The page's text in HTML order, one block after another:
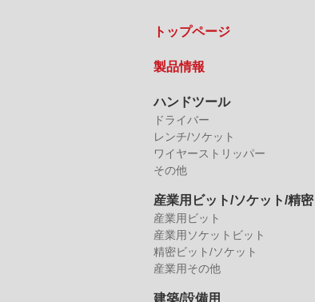
トップページ
製品情報
ハンドツール
ドライバー
レンチ/ソケット
ワイヤーストリッパー
その他
産業用ビット/ソケット/精密
産業用ビット
産業用ソケットビット
精密ビット/ソケット
産業用その他
建築/設備用